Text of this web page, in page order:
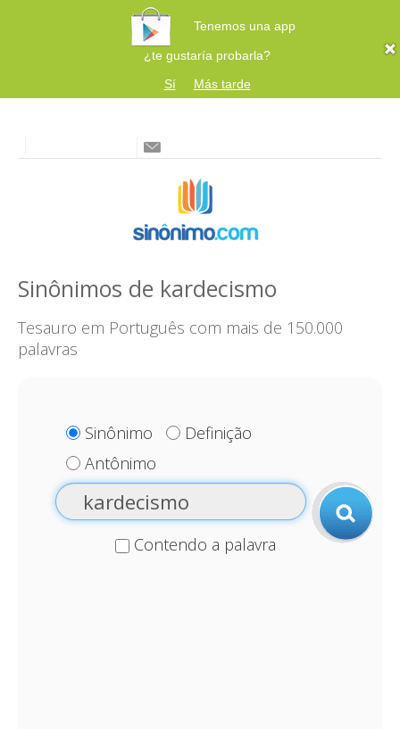
Tenemos una app
¿te gustaría probarla?
Sí
Más tarde
Sinônimos de kardecismo
Tesauro em Português com mais de 150.000
palavras
Sinônimo
Definição
Antônimo
Contendo a palavra